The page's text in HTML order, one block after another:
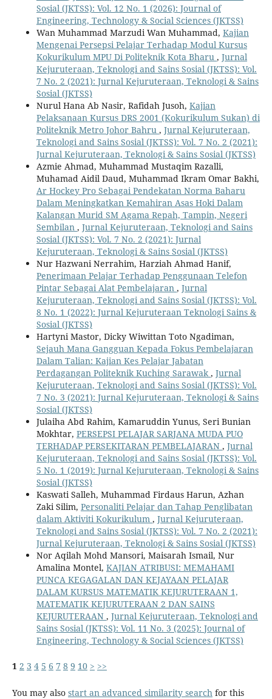
Sosial (JKTSS): Vol. 12 No. 1 (2026): Journal of
Engineering, Technology & Social Sciences (JKTSS)
Wan Muhammad Marzudi Wan Muhammad, Kajian
Mengenai Persepsi Pelajar Terhadap Modul Kursus
Kokurikulum MPU Di Politeknik Kota Bharu , Jurnal
Kejuruteraan, Teknologi and Sains Sosial (JKTSS): Vol.
7 No. 2 (2021): Jurnal Kejuruteraan, Teknologi & Sains
Sosial (JKTSS)
Nurul Hana Ab Nasir, Rafidah Jusoh, Kajian
Pelaksanaan Kursus DRS 2001 (Kokurikulum Sukan) di
Politeknik Metro Johor Bahru , Jurnal Kejuruteraan,
Teknologi and Sains Sosial (JKTSS): Vol. 7 No. 2 (2021):
Jurnal Kejuruteraan, Teknologi & Sains Sosial (JKTSS)
Azmie Ahmad, Muhammad Mustaqim Razalli,
Muhamad Aidil Daud, Muhammad Ikram Omar Bakhi,
Ar Hockey Pro Sebagai Pendekatan Norma Baharu
Dalam Meningkatkan Kemahiran Asas Hoki Dalam
Kalangan Murid SM Agama Repah, Tampin, Negeri
Sembilan , Jurnal Kejuruteraan, Teknologi and Sains
Sosial (JKTSS): Vol. 7 No. 2 (2021): Jurnal
Kejuruteraan, Teknologi & Sains Sosial (JKTSS)
Nur Hazwani Nerrahim, Harziah Ahmad Hanif,
Penerimaan Pelajar Terhadap Penggunaan Telefon
Pintar Sebagai Alat Pembelajaran , Jurnal
Kejuruteraan, Teknologi and Sains Sosial (JKTSS): Vol.
8 No. 1 (2022): Jurnal Kejuruteraan Teknologi Sains &
Sosial (JKTSS)
Hartyni Mastor, Dicky Wiwittan Toto Ngadiman,
Sejauh Mana Gangguan Kepada Fokus Pembelajaran
Dalam Talian: Kajian Kes Pelajar Jabatan
Perdagangan Politeknik Kuching Sarawak , Jurnal
Kejuruteraan, Teknologi and Sains Sosial (JKTSS): Vol.
7 No. 3 (2021): Jurnal Kejuruteraan, Teknologi & Sains
Sosial (JKTSS)
Julaiha Abd Rahim, Kamaruddin Yunus, Seri Bunian
Mokhtar, PERSEPSI PELAJAR SARJANA MUDA PUO
TERHADAP PERSEKITARAN PEMBELAJARAN , Jurnal
Kejuruteraan, Teknologi and Sains Sosial (JKTSS): Vol.
5 No. 1 (2019): Jurnal Kejuruteraan, Teknologi & Sains
Sosial (JKTSS)
Kaswati Salleh, Muhammad Firdaus Harun, Azhan
Zaki Silim, Personaliti Pelajar dan Tahap Penglibatan
dalam Aktiviti Kokurikulum , Jurnal Kejuruteraan,
Teknologi and Sains Sosial (JKTSS): Vol. 7 No. 2 (2021):
Jurnal Kejuruteraan, Teknologi & Sains Sosial (JKTSS)
Nor Aqilah Mohd Mansori, Maisarah Ismail, Nur
Amalina Montel, KAJIAN ATRIBUSI: MEMAHAMI
PUNCA KEGAGALAN DAN KEJAYAAN PELAJAR
DALAM KURSUS MATEMATIK KEJURUTERAAN 1,
MATEMATIK KEJURUTERAAN 2 DAN SAINS
KEJURUTERAAN , Jurnal Kejuruteraan, Teknologi and
Sains Sosial (JKTSS): Vol. 11 No. 3 (2025): Journal of
Engineering, Technology & Social Sciences (JKTSS)
1 2 3 4 5 6 7 8 9 10 > >>
You may also start an advanced similarity search for this